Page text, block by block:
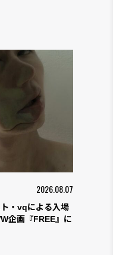
2026.08.07
・vqによる入場
企画『FREE』に